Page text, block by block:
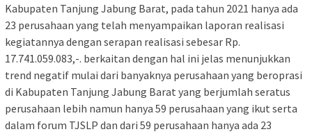
Kabupaten Tanjung Jabung Barat, pada tahun 2021 hanya ada
23 perusahaan yang telah menyampaikan laporan realisasi
kegiatannya dengan serapan realisasi sebesar Rp.
17.741.059.083,-. berkaitan dengan hal ini jelas menunjukkan
trend negatif mulai dari banyaknya perusahaan yang beroprasi
di Kabupaten Tanjung Jabung Barat yang berjumlah seratus
perusahaan lebih namun hanya 59 perusahaan yang ikut serta
dalam forum TJSLP dan dari 59 perusahaan hanya ada 23